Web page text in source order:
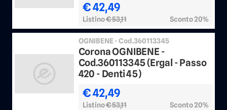
€ 42,49
Listino€ 53,11 Sconto 20%
OGNIBENE - Cod.360113345
Corona OGNIBENE -
Cod.360113345 (Ergal - Passo
420 - Denti 45)
€ 42,49
Listino€ 53,11 Sconto 20%